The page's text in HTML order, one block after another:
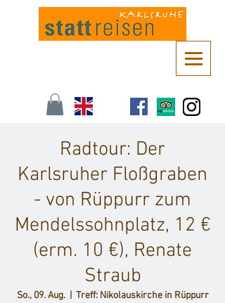
Radtour: Der
Karlsruher Floßgraben
- von Rüppurr zum
Mendelssohnplatz, 12 €
(erm. 10 €), Renate
Straub
So., 09. Aug.
  |
Treff: Nikolauskirche in Rüppurr